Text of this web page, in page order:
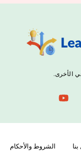
الشروط والأحكام